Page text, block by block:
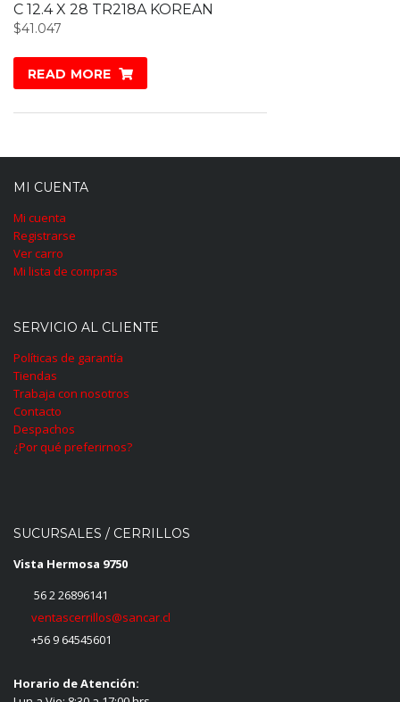
C 12.4 X 28 TR218A KOREAN
$41.047
READ MORE
MI CUENTA
Mi cuenta
Registrarse
Ver carro
Mi lista de compras
SERVICIO AL CLIENTE
Políticas de garantía
Tiendas
Trabaja con nosotros
Contacto
Despachos
¿Por qué preferirnos?
SUCURSALES / CERRILLOS
Vista Hermosa 9750
56 2 26896141
ventascerrillos@sancar.cl
+56 9 64545601
Horario de Atención: